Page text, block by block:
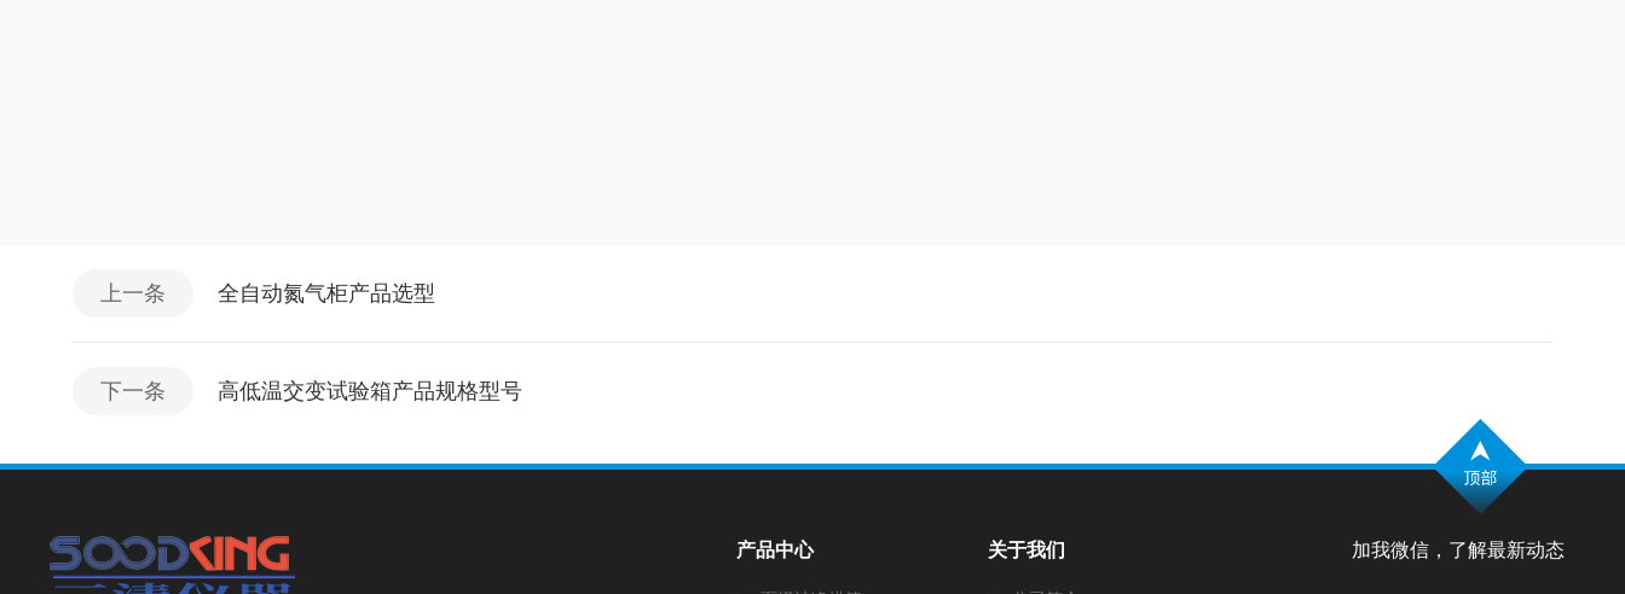
上一条 全自动氮气柜产品选型
下一条 高低温交变试验箱产品规格型号
加我微信，了解最新动态
产品中心 关于我们